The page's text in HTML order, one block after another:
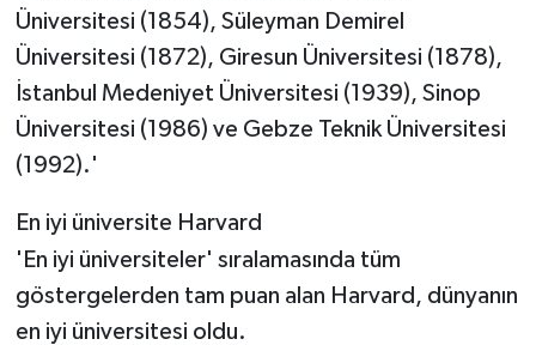
Üniversitesi (1854), Süleyman Demirel
Üniversitesi (1872), Giresun Üniversitesi (1878),
İstanbul Medeniyet Üniversitesi (1939), Sinop
Üniversitesi (1986) ve Gebze Teknik Üniversitesi
(1992).'
En iyi üniversite Harvard
'En iyi üniversiteler' sıralamasında tüm
göstergelerden tam puan alan Harvard, dünyanın
en iyi üniversitesi oldu.